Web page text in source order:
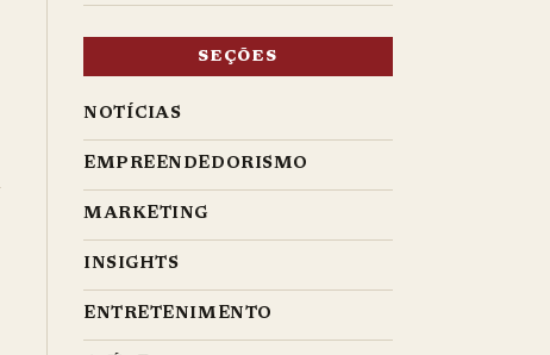
SEÇÕES
NOTÍCIAS
EMPREENDEDORISMO
MARKETING
INSIGHTS
ENTRETENIMENTO